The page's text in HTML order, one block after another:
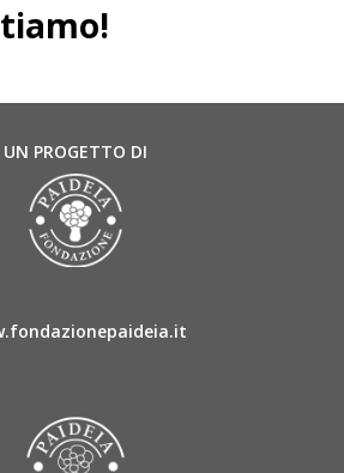
UN PROGETTO DI